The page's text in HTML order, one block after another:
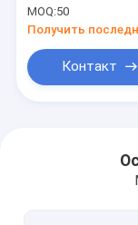
MOQ:50
Контакт